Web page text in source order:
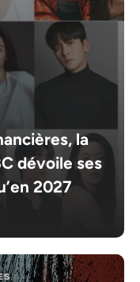
la
dévoile ses
2027